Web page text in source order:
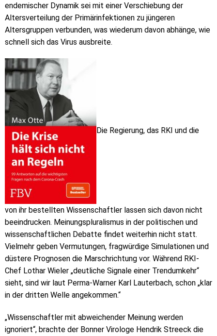
endemischer Dynamik sei mit einer Verschiebung der
Altersverteilung der Primärinfektionen zu jüngeren
Altersgruppen verbunden, was wiederum davon abhänge, wie
schnell sich das Virus ausbreite.
Die Regierung, das RKI und die
von ihr bestellten Wissenschaftler lassen sich davon nicht
beeindrucken. Meinungspluralismus in der politischen und
wissenschaftlichen Debatte findet weiterhin nicht statt.
Vielmehr geben Vermutungen, fragwürdige Simulationen und
düstere Prognosen die Marschrichtung vor. Während RKI-
Chef Lothar Wieler „deutliche Signale einer Trendumkehr“
sieht, sind wir laut Perma-Warner Karl Lauterbach, schon „klar
in der dritten Welle angekommen.“
„Wissenschaftler mit abweichender Meinung werden
ignoriert“, brachte der Bonner Virologe Hendrik Streeck die